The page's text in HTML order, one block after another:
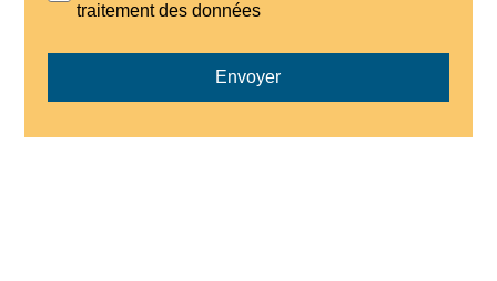
traitement des données
Envoyer